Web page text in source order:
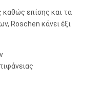
καθώς επίσης και τα
Roschen κάνει έξι